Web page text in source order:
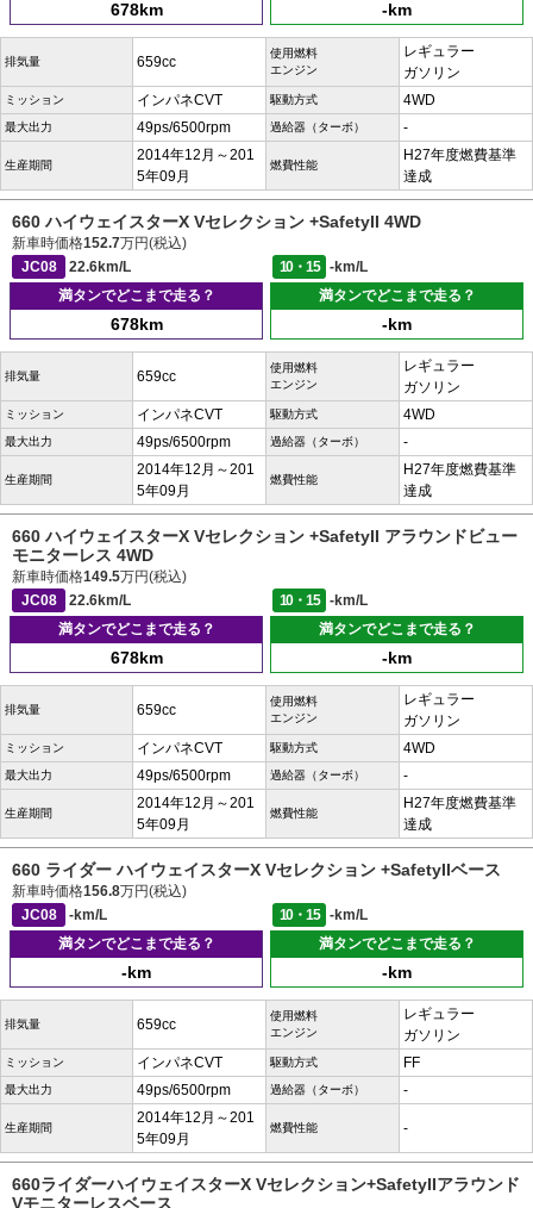
678km -km
排気量 659cc
使用燃料
エンジン
レギュラー
ガソリン
ミッション インパネCVT 駆動方式 4WD
最大出力 49ps/6500rpm 過給器（ターボ） -
生産期間
2014年12月～201
5年09月
燃費性能
H27年度燃費基準
達成
660 ハイウェイスターX Vセレクション +SafetyII 4WD
新車時価格152.7万円(税込)
JC08
22.6km/L 10・15
-km/L
満タンでどこまで走る？
678km
満タンでどこまで走る？
-km
排気量 659cc
使用燃料
エンジン
レギュラー
ガソリン
ミッション インパネCVT 駆動方式 4WD
最大出力 49ps/6500rpm 過給器（ターボ） -
生産期間
2014年12月～201
5年09月
燃費性能
H27年度燃費基準
達成
660 ハイウェイスターX Vセレクション +SafetyII アラウンドビュー
モニターレス 4WD
新車時価格149.5万円(税込)
JC08
22.6km/L 10・15
-km/L
満タンでどこまで走る？
678km
満タンでどこまで走る？
-km
排気量 659cc
使用燃料
エンジン
レギュラー
ガソリン
ミッション インパネCVT 駆動方式 4WD
最大出力 49ps/6500rpm 過給器（ターボ） -
生産期間
2014年12月～201
5年09月
燃費性能
H27年度燃費基準
達成
660 ライダー ハイウェイスターX Vセレクション +SafetyIIベース
新車時価格156.8万円(税込)
JC08
-km/L 10・15
-km/L
満タンでどこまで走る？
-km
満タンでどこまで走る？
-km
排気量 659cc
使用燃料
エンジン
レギュラー
ガソリン
ミッション インパネCVT 駆動方式 FF
最大出力 49ps/6500rpm 過給器（ターボ） -
生産期間
2014年12月～201
5年09月
燃費性能 -
660ライダーハイウェイスターX Vセレクション+SafetyIIアラウンド
Vモニターレスベース